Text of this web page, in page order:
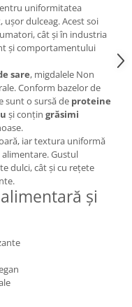
uniformitatea
dulceag. Acest soi
cât și în industria
și comportamentului
sare, migdalele Non
Conform bazelor de
sunt o sursă de proteine
și conțin grăsimi
iar textura uniformă
Gustul
dulci, cât și cu rețete
și